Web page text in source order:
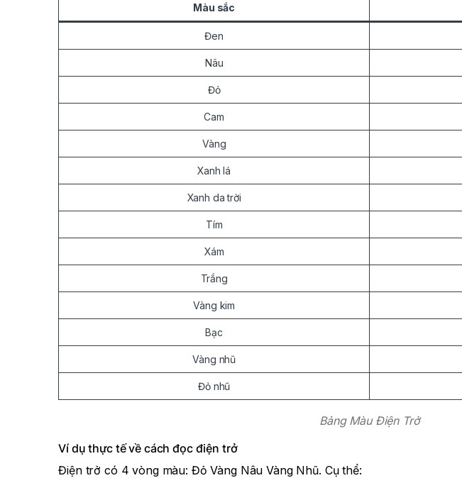
Màu sắc
Đen
Nâu
Đỏ
Cam
Vàng
Xanh lá
Xanh da trời
Tím
Xám
Trắng
Vàng kim
Bạc
Vàng nhũ
Đỏ nhũ
Bảng Màu Điện Trở
Ví dụ thực tế về cách đọc điện trở
Điện trở có 4 vòng màu: Đỏ Vàng Nâu Vàng Nhũ. Cụ thể: